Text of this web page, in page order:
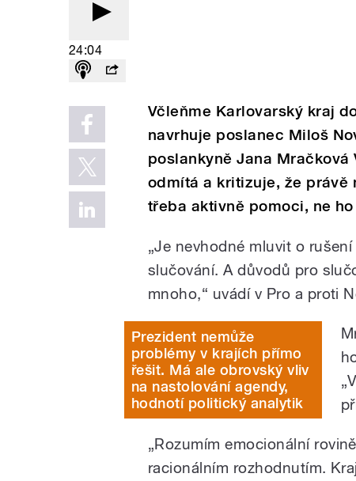
24:04
Včleňme Karlovarský kraj
navrhuje poslanec Miloš
poslankyně Jana Mračková
odmítá a kritizuje, že právě
třeba aktivně pomoci, ne ho
„Je nevhodné mluvit o
slučování. A důvodů pro
mnoho,“ uvádí v Pro a proti
Prezident nemůže
problémy v krajích přímo
řešit. Má ale obrovský vliv
na nastolování agendy,
hodnotí politický analytik
„Rozumím emocionální
racionálním rozhodnutím.